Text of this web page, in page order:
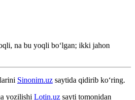
na bu yoqli boʻlgan; ikki jahon
Sinonim.uz saytida qidirib ko‘ring.
yozilishi Lotin.uz sayti tomonidan